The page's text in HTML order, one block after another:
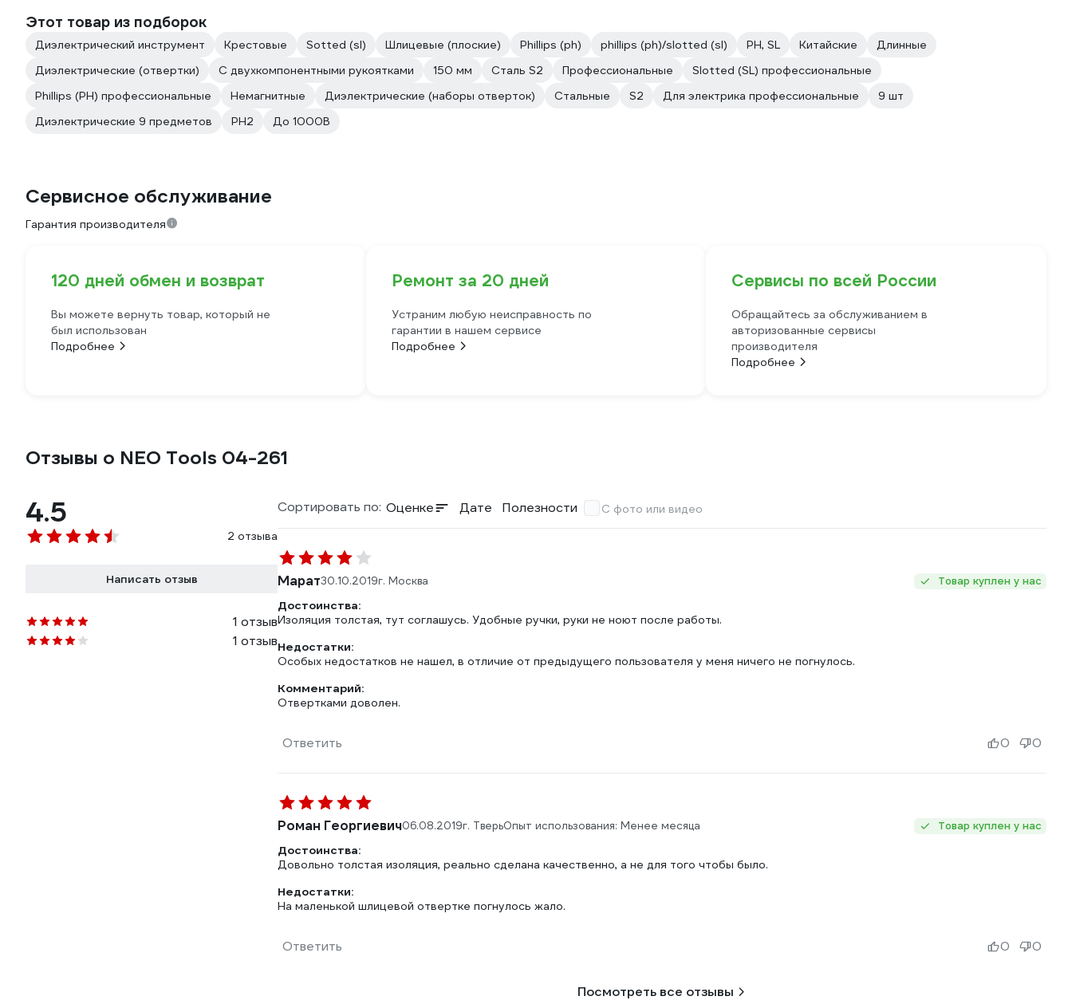
Этот товар из подборок
Диэлектрический инструмент Крестовые Sotted (sl) Шлицевые (плоские) Phillips (ph) phillips (ph)/slotted (sl) PH, SL Китайские
Длинные
Диэлектрические (отвертки)
С двухкомпонентными рукоятками 150 мм Сталь S2 Профессиональные
Slotted (SL) профессиональные
Phillips (PH) профессиональные
Немагнитные Диэлектрические (наборы отверток) Стальные S2 Для электрика профессиональные
9 шт
Диэлектрические 9 предметов
PH2 До 1000В
Сервисное обслуживание
Гарантия производителя
120 дней обмен и возврат
Вы можете вернуть товар, который не
был использован
Подробнее
Ремонт за 20 дней
Устраним любую неисправность по
гарантии в нашем сервисе
Подробнее
Сервисы по всей России
Обращайтесь за обслуживанием в
авторизованные сервисы
производителя
Подробнее
Отзывы о NEO Tools 04-261
4.5
2 отзыва
Написать отзыв
1 отзыв
1 отзыв
Сортировать по: Оценке Дате Полезности С фото или видео
Марат30.10.2019г. Москва Товар куплен у нас
Достоинства:
Изоляция толстая, тут соглашусь. Удобные ручки, руки не ноют после работы.
Недостатки:
Особых недостатков не нашел, в отличие от предыдущего пользователя у меня ничего не погнулось.
Комментарий:
Отвертками доволен.
Ответить 0 0
Роман Георгиевич06.08.2019г. ТверьОпыт использования: Менее месяца Товар куплен у нас
Достоинства:
Довольно толстая изоляция, реально сделана качественно, а не для того чтобы было.
Недостатки:
На маленькой шлицевой отвертке погнулось жало.
Ответить 0 0
Посмотреть все отзывы